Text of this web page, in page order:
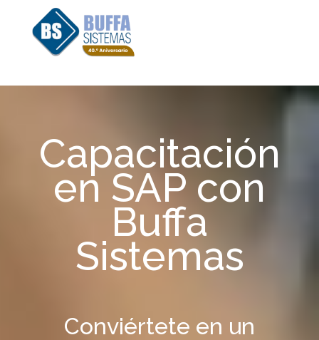
Capacitación
en SAP con
Buffa
Sistemas
Conviértete en un